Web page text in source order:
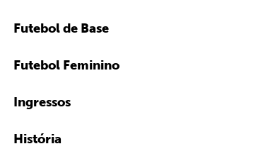
Futebol de Base
Futebol Feminino
Ingressos
História